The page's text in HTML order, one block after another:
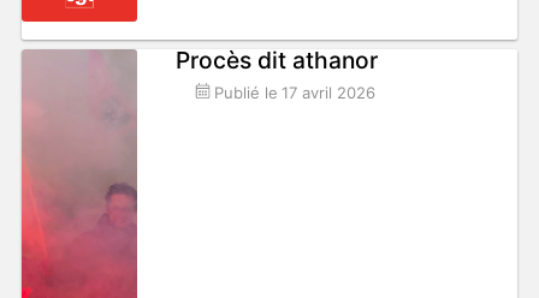
Procès dit athanor
Publié le 17 avril 2026